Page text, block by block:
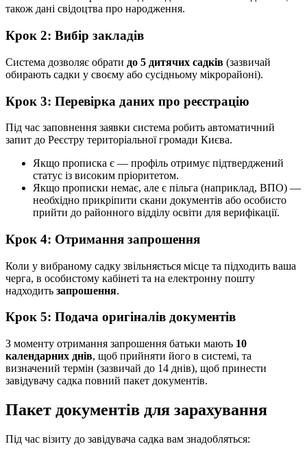
також дані свідоцтва про народження.
Крок 2: Вибір закладів
Система дозволяє обрати до 5 дитячих садків (зазвичай
обирають садки у своєму або сусідньому мікрорайоні).
Крок 3: Перевірка даних про реєстрацію
Під час заповнення заявки система робить автоматичний
запит до Реєстру територіальної громади Києва.
Якщо прописка є — профіль отримує підтверджений
статус із високим пріоритетом.
Якщо прописки немає, але є пільга (наприклад, ВПО) —
необхідно прикріпити скани документів або особисто
прийти до районного відділу освіти для верифікації.
Крок 4: Отримання запрошення
Коли у вибраному садку звільняється місце та підходить ваша
черга, в особистому кабінеті та на електронну пошту
надходить запрошення.
Крок 5: Подача оригіналів документів
З моменту отримання запрошення батьки мають 10
календарних днів, щоб прийняти його в системі, та
визначений термін (зазвичай до 14 днів), щоб принести
завідувачу садка повний пакет документів.
Пакет документів для зарахування
Під час візиту до завідувача садка вам знадобляться: